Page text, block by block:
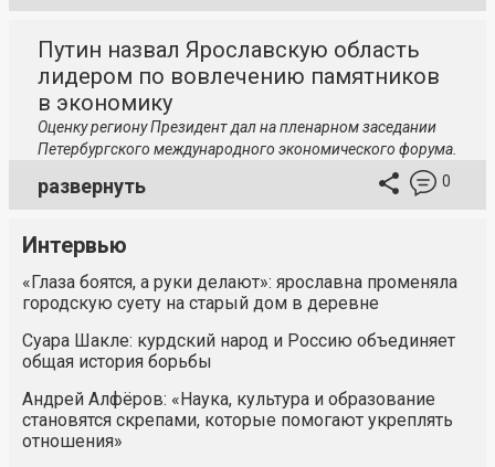
Путин назвал Ярославскую область
лидером по вовлечению памятников
в экономику
Оценку региону Президент дал на пленарном заседании
Петербургского международного экономического форума.
развернуть 0
Интервью
«Глаза боятся, а руки делают»: ярославна променяла
городскую суету на старый дом в деревне
Суара Шакле: курдский народ и Россию объединяет
общая история борьбы
Андрей Алфёров: «Наука, культура и образование
становятся скрепами, которые помогают укреплять
отношения»